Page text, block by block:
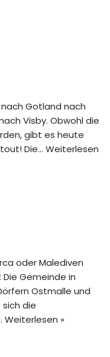
nach Gotland nach
Visby. Obwohl die
gibt es heute
Die… Weiterlesen
oder Malediven
Die Gemeinde in
Ostmalle und
die
Weiterlesen »